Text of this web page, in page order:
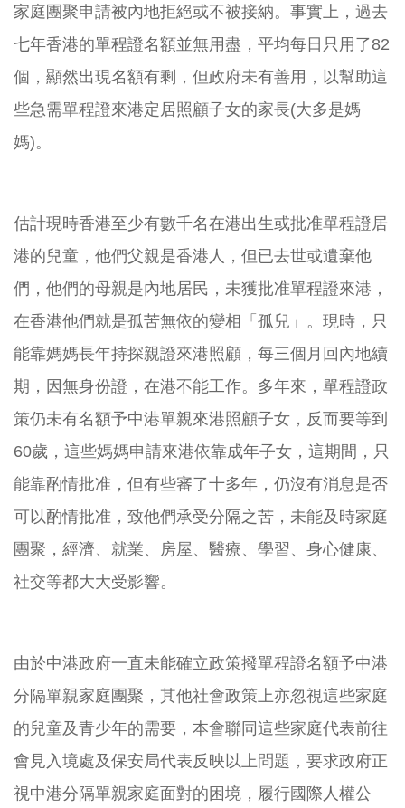
家庭團聚申請被內地拒絕或不被接納。事實上，過去
七年香港的單程證名額並無用盡，平均每日只用了82
個，顯然出現名額有剩，但政府未有善用，以幫助這
些急需單程證來港定居照顧子女的家長(大多是媽
媽)。
估計現時香港至少有數千名在港出生或批准單程證居
港的兒童，他們父親是香港人，但已去世或遺棄他
們，他們的母親是內地居民，未獲批准單程證來港，
在香港他們就是孤苦無依的變相「孤兒」。現時，只
能靠媽媽長年持探親證來港照顧，每三個月回內地續
期，因無身份證，在港不能工作。多年來，單程證政
策仍未有名額予中港單親來港照顧子女，反而要等到
60歲，這些媽媽申請來港依靠成年子女，這期間，只
能靠酌情批准，但有些審了十多年，仍沒有消息是否
可以酌情批准，致他們承受分隔之苦，未能及時家庭
團聚，經濟、就業、房屋、醫療、學習、身心健康、
社交等都大大受影響。
由於中港政府一直未能確立政策撥單程證名額予中港
分隔單親家庭團聚，其他社會政策上亦忽視這些家庭
的兒童及青少年的需要，本會聯同這些家庭代表前往
會見入境處及保安局代表反映以上問題，要求政府正
視中港分隔單親家庭面對的困境，履行國際人權公